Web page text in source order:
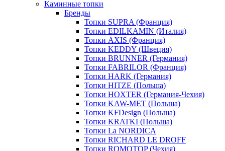
Каминные топки
Бренды
Топки SUPRA (Франция)
Топки EDILKAMIN (Италия)
Топки AXIS (Франция)
Топки KEDDY (Швеция)
Топки BRUNNER (Германия)
Топки FABRILOR (Франция)
Топки HARK (Германия)
Топки HITZE (Польша)
Топки HOXTER (Германия-Чехия)
Топки KAW-MET (Польша)
Топки KFDesign (Польша)
Топки KRATKI (Польша)
Топки La NORDICA
Топки RICHARD LE DROFF
Топки ROMOTOP (Чехия)